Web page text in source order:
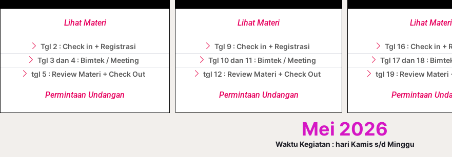
Lihat Materi
Tgl 2 : Check in + Registrasi
Tgl 3 dan 4 : Bimtek / Meeting
tgl 5 : Review Materi + Check Out
Permintaan Undangan
Lihat Materi
Tgl 9 : Check in + Registrasi
Tgl 10 dan 11 : Bimtek / Meeting
tgl 12 : Review Materi + Check Out
Permintaan Undangan
Lihat Materi
Tgl 16 : Check in +
Tgl 17 dan 18 :
tgl 19 : Review Materi
Permintaan
Mei 2026
Waktu Kegiatan : hari Kamis s/d Minggu